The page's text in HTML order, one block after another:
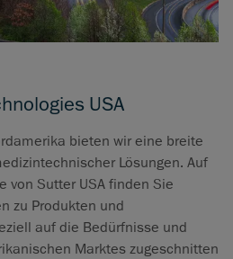
USA
bieten wir eine breite
Lösungen. Auf
von Sutter USA finden Sie
zu Produkten und
auf die Bedürfnisse und
Marktes zugeschnitten